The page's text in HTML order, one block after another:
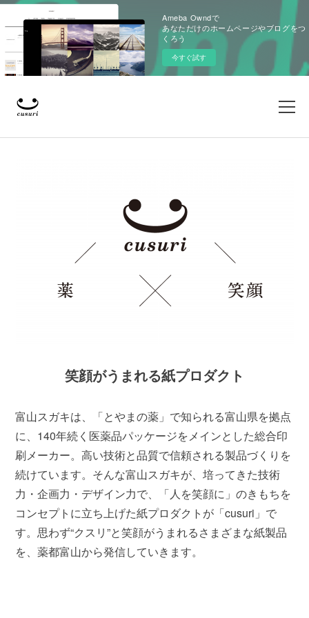
Ameba Owndで
あなただけのホームページやブログをつ
くろう
今すぐ試す
笑顔がうまれる紙プロダクト
富山スガキは、「とやまの薬」で知られる富山県を拠点
に、140年続く医薬品パッケージをメインとした総合印
刷メーカー。高い技術と品質で信頼される製品づくりを
続けています。そんな富山スガキが、培ってきた技術
力・企画力・デザイン力で、「人を笑顔に」のきもちを
コンセプトに立ち上げた紙プロダクトが「cusuri」で
す。思わず“クスリ”と笑顔がうまれるさまざまな紙製品
を、薬都富山から発信していきます。